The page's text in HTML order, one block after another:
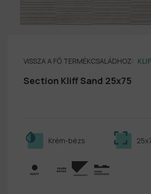
VISSZA A FŐ TERMÉKCSALÁDHOZ:
Section Kliff Sand 25x75
Krém-bézs